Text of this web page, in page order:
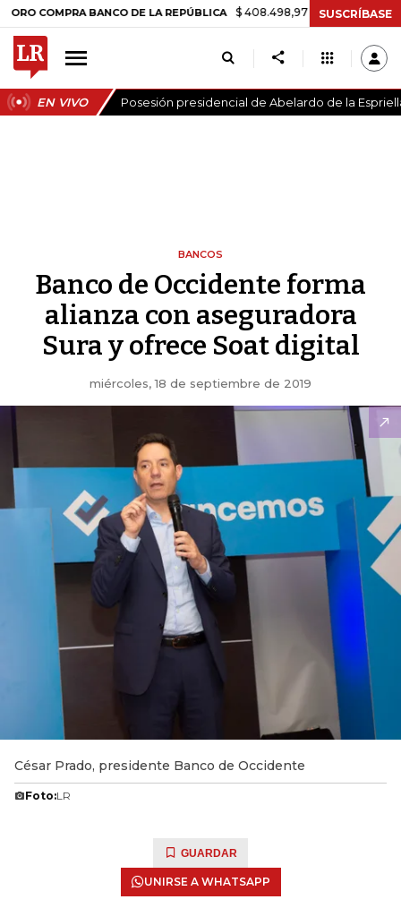
BANCO DE LA REPÚBLICA $ 408.498,97 +$ 8.753,81 +2,19%
SUSCRÍBASE
EN VIVO Posesión presidencial de Abelardo de la
BANCOS
Banco de Occidente forma
alianza con aseguradora
Sura y ofrece Soat digital
miércoles, 18 de septiembre de 2019
César Prado, presidente Banco de Occidente
Foto:LR
GUARDAR
UNIRSE A WHATSAPP